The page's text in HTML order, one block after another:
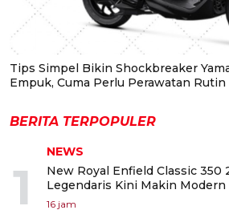
Tips Simpel Bikin Shockbreaker
Empuk, Cuma Perlu Perawatan Rutin
BERITA TERPOPULER
1
NEWS
New Royal Enfield Classic 350
Legendaris Kini Makin Modern
16 jam